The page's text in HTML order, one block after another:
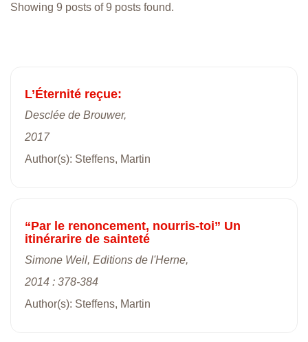
Showing 9 posts of 9 posts found.
L’Éternité reçue:
Desclée de Brouwer,
2017
Author(s): Steffens, Martin
“Par le renoncement, nourris-toi” Un
itinérarire de sainteté
Simone Weil, Editions de l'Herne,
2014 : 378-384
Author(s): Steffens, Martin